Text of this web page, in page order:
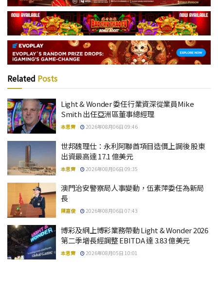
Related Posts
Light & Wonder 委任行業資深從業員Mike
Smith 出任亞洲區董事總經理
本思齊 2026年08月06日 09:46
世邦魏理仕：永利阿聯酋項目造價上調後 股東
出資最高達 17.1 億美元
本思齊 2026年08月06日 09:35
澳門治安警察局人事變動，伍素萍委任為新局
長
陳嘉俊 2026年08月06日 07:43
博彩及網上博彩業務帶動 Light & Wonder 2026
第二季增長經調整 EBITDA 達 3.83 億美元
本思齊 2026年08月05日 10:01